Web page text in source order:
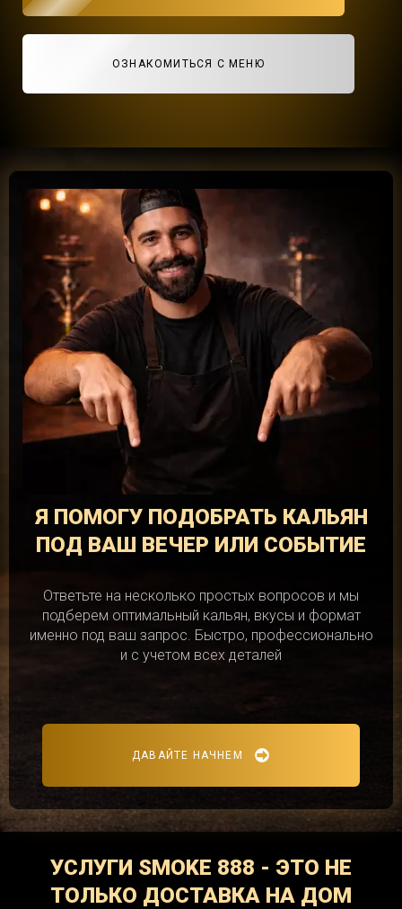
ОЗНАКОМИТЬСЯ С МЕНЮ
Я ПОМОГУ ПОДОБРАТЬ КАЛЬЯН
ПОД ВАШ ВЕЧЕР ИЛИ СОБЫТИЕ
Ответьте на несколько простых вопросов и мы
подберем оптимальный кальян, вкусы и формат
именно под ваш запрос. Быстро, профессионально
и с учетом всех деталей
ДАВАЙТЕ НАЧНЕМ
УСЛУГИ SMOKE 888 - ЭТО НЕ
ТОЛЬКО ДОСТАВКА НА ДОМ